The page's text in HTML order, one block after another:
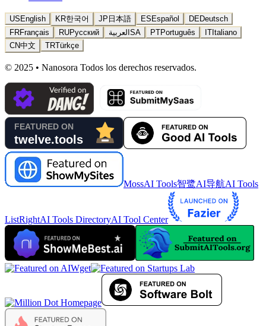
US English KR한국어 JP 日本語 ES Español DE Deutsch
FRFrançais RUРусский SA العربية PTPortuguês IT Italiano
CN中文 TRTürkçe
© 2025 • Nanosora Todos los derechos reservados.
MossAI Tools智鹭AI导航AI Tools
ListRightAI Tools DirectoryAI Tool Center